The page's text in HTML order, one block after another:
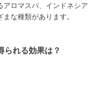
アロマスパ、インドネシア
な種類があります。
られる効果は？